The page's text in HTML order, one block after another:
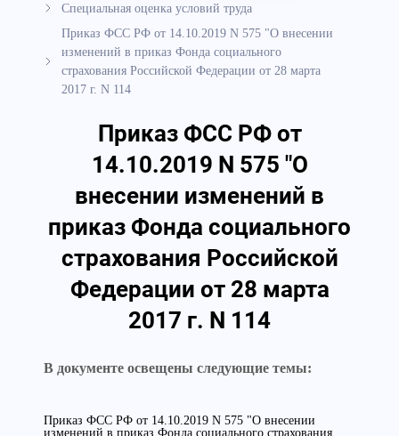
Специальная оценка условий труда
Приказ ФСС РФ от 14.10.2019 N 575 "О внесении
изменений в приказ Фонда социального
страхования Российской Федерации от 28 марта
2017 г. N 114
Приказ ФСС РФ от
14.10.2019 N 575 "О
внесении изменений в
приказ Фонда социального
страхования Российской
Федерации от 28 марта
2017 г. N 114
В документе освещены следующие темы:
Приказ ФСС РФ от 14.10.2019 N 575 "О внесении
изменений в приказ Фонда социального страхования